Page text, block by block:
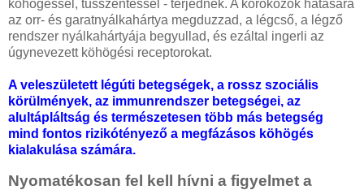
köhögéssel, tüsszentéssel - terjednek. A kórokozók hatására
az orr- és garatnyálkahártya megduzzad, a légcső, a légző
rendszer nyálkahártyája begyullad, és ezáltal ingerli az
úgynevezett köhögési receptorokat.
A veleszületett légúti betegségek, a rossz szociális
körülmények, az immunrendszer betegségei, az
alultápláltság és természetesen több más betegség
mind fontos rizikótényező a megfázásos köhögés
kialakulása számára.
Nyomatékosan fel kell hívni a figyelmet a